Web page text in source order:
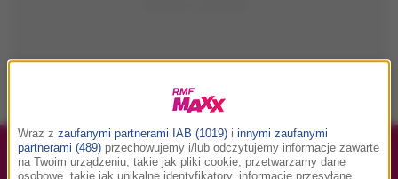
1/1 Podwójne bilety na Silesia Memoriał Kamili
Wraz z zaufanymi partnerami IAB (1019) i innymi zaufanymi
partnerami (489) przechowujemy i/lub odczytujemy informacje zawarte
na Twoim urządzeniu, takie jak pliki cookie, przetwarzamy dane
osobowe, takie jak unikalne identyfikatory, informacje przesyłane